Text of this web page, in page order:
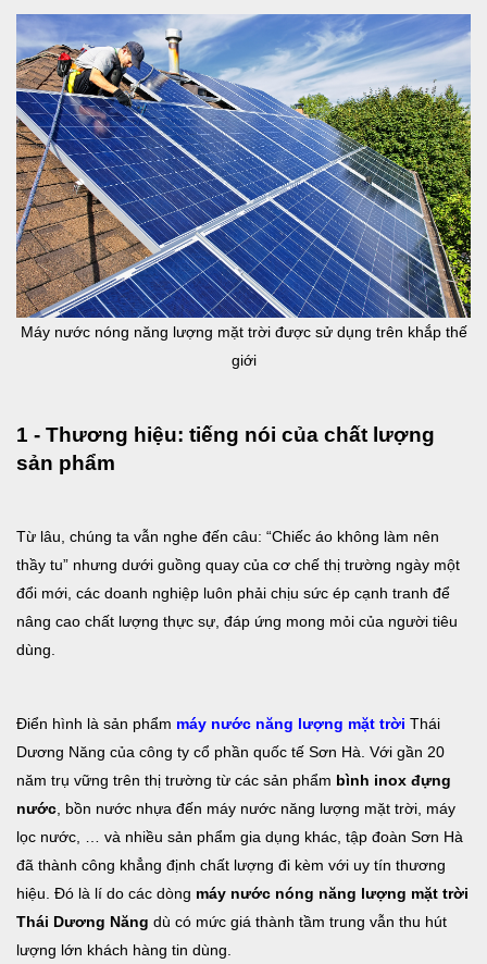
Máy nước nóng năng lượng mặt trời được sử dụng trên khắp thế
giới
1 - Thương hiệu: tiếng nói của chất lượng
sản phẩm
Từ lâu, chúng ta vẫn nghe đến câu: “Chiếc áo không làm nên
thầy tu” nhưng dưới guồng quay của cơ chế thị trường ngày một
đổi mới, các doanh nghiệp luôn phải chịu sức ép cạnh tranh để
nâng cao chất lượng thực sự, đáp ứng mong mỏi của người tiêu
dùng.
Điển hình là sản phẩm máy nước năng lượng mặt trời Thái
Dương Năng của công ty cổ phần quốc tế Sơn Hà. Với gần 20
năm trụ vững trên thị trường từ các sản phẩm bình inox đựng
nước , bồn nước nhựa đến máy nước năng lượng mặt trời, máy
lọc nước, … và nhiều sản phẩm gia dụng khác, tập đoàn Sơn Hà
đã thành công khẳng định chất lượng đi kèm với uy tín thương
hiệu. Đó là lí do các dòng máy nước nóng năng lượng mặt trời
Thái Dương Năng dù có mức giá thành tầm trung vẫn thu hút
lượng lớn khách hàng tin dùng.